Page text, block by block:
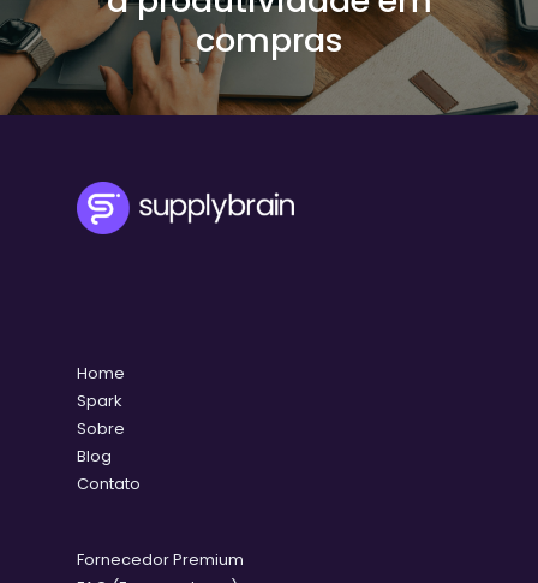
compras
Home
Spark
Sobre
Blog
Contato
Fornecedor Premium